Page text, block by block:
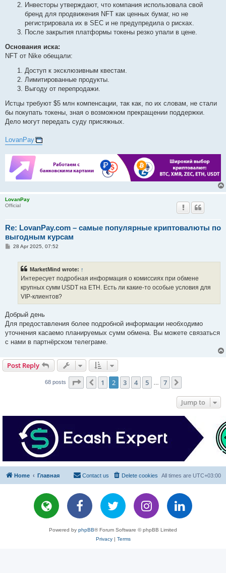
Инвесторы утверждают, что компания использовала свой
бренд для продвижения NFT как ценных бумаг, но не
регистрировала их в SEC и не предупредила о рисках.
После закрытия платформы токены резко упали в цене.
Основания иска:
NFT от Nike обещали:
Доступ к эксклюзивным квестам.
Лимитированные продукты.
Выгоду от перепродажи.
Истцы требуют $5 млн компенсации, так как, по их словам, не стали
бы покупать токены, зная о возможном прекращении поддержки.
Дело могут передать суду присяжных.
LovanPay
LovanPay
Official
Re: LovanPay.com – самые популярные криптовалюты по
выгодным курсам
P28 Apr 2025, 07:52
MarketMind wrote: ↑
Интересует подробная информация о комиссиях при обмене
крупных сумм USDT на ETH. Есть ли какие-то особые условия для
VIP-клиентов?
Добрый день
Для предоставления более подробной информации необходимо
уточнения касаемо планируемых сумм обмена. Вы можете связаться
с нами в партнёрском телеграме.
Post Reply
68 posts Page of 7
Previous
1 2 3 4 5 7
Jump to
Home Главная All times are UTC+03:00
Delete cookies
Contact us
Powered by phpBB® Forum Software © phpBB Limited
Privacy| Terms